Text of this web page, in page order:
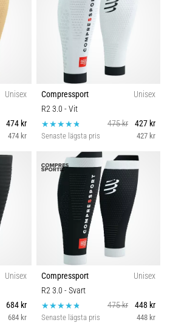
Unisex
474 kr
474 kr
Compressport
Unisex
R2 3.0 - Vit
475 kr
427 kr
Senaste lägsta pris 427 kr
Unisex
684 kr
684 kr
Compressport
Unisex
R2 3.0 - Svart
475 kr
448 kr
Senaste lägsta pris 448 kr